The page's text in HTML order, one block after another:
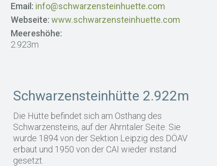
Email: info@schwarzensteinhuette.com
Webseite:www.schwarzensteinhuette.com
Meereshöhe:
2.923m
Schwarzensteinhütte 2.922m
Die Hütte befindet sich am Osthang des
Schwarzensteins, auf der Ahrntaler Seite. Sie
wurde 1894 von der Sektion Leipzig des DÖAV
erbaut und 1950 von der CAI wieder instand
gesetzt.